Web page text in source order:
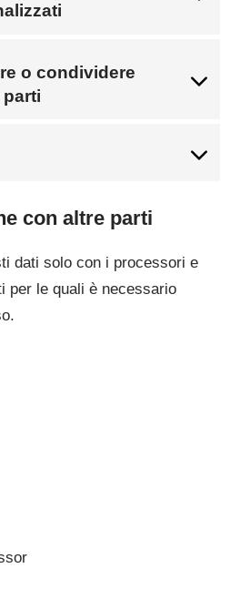
o condividere
con altre parti
dati solo con i processori e
per le quali è necessario